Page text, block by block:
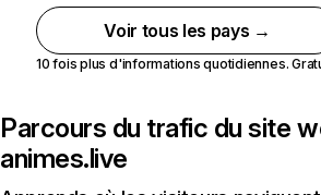
Voir tous les pays →
10 fois plus d'informations quotidiennes.
Parcours du trafic du site
animes.live